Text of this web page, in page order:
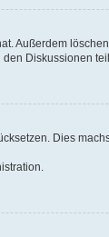
Außerdem
Diskussionen
Dies